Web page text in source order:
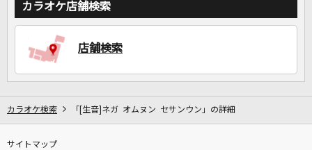
自宅でカラオケ歌い放題！
カラオケ店舗検索
店舗検索
カラオケ検索 「[生音]ネガ オムヌン セサンウン」の詳細
サイトマップ